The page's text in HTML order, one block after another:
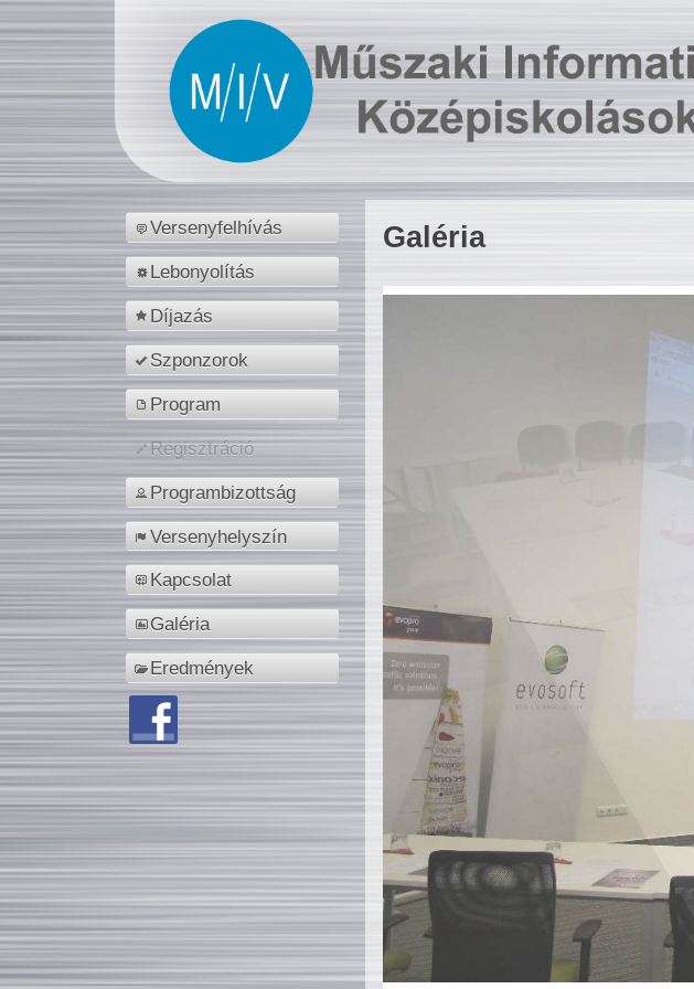
Versenyfelhívás
Lebonyolítás
Díjazás
Szponzorok
Program
Regisztráció
Programbizottság
Versenyhelyszín
Kapcsolat
Galéria
Eredmények
Galéria